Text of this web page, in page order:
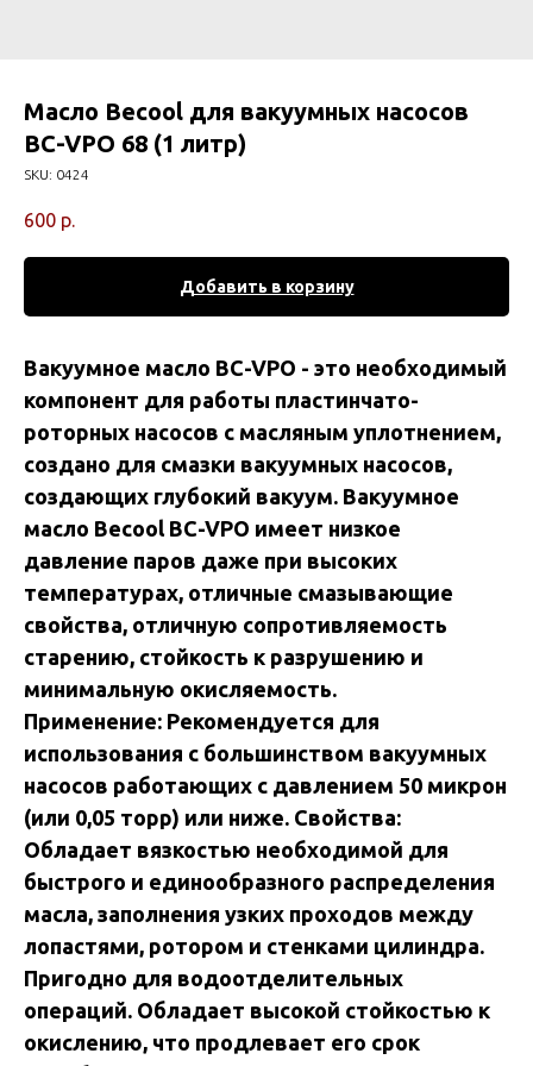
Масло Becool для вакуумных насосов
BC-VPO 68 (1 литр)
SKU: 0424
600 р.
Добавить в корзину
Вакуумное масло BC-VPO - это необходимый
компонент для работы пластинчато-
роторных насосов с масляным уплотнением,
создано для смазки вакуумных насосов,
создающих глубокий вакуум. Вакуумное
масло Becool BC-VPO имеет низкое
давление паров даже при высоких
температурах, отличные смазывающие
свойства, отличную сопротивляемость
старению, стойкость к разрушению и
минимальную окисляемость.
Применение: Рекомендуется для
использования с большинством вакуумных
насосов работающих с давлением 50 микрон
(или 0,05 торр) или ниже. Свойства:
Обладает вязкостью необходимой для
быстрого и единообразного распределения
масла, заполнения узких проходов между
лопастями, ротором и стенками цилиндра.
Пригодно для водоотделительных
операций. Обладает высокой стойкостью к
окислению, что продлевает его срок